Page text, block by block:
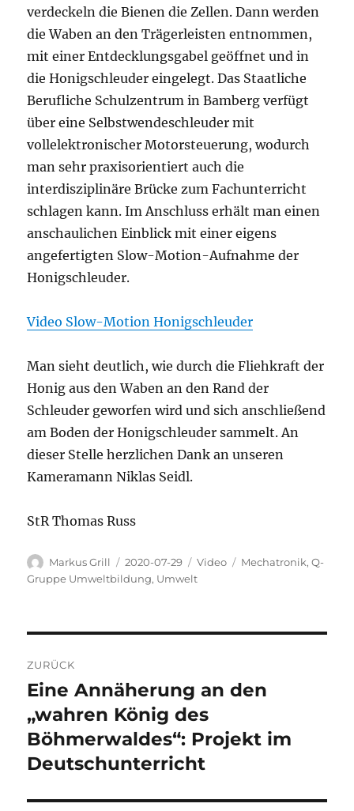
verdeckeln die Bienen die Zellen. Dann werden
die Waben an den Trägerleisten entnommen,
mit einer Entdecklungsgabel geöffnet und in
die Honigschleuder eingelegt. Das Staatliche
Berufliche Schulzentrum in Bamberg verfügt
über eine Selbstwendeschleuder mit
vollelektronischer Motorsteuerung, wodurch
man sehr praxisorientiert auch die
interdisziplinäre Brücke zum Fachunterricht
schlagen kann. Im Anschluss erhält man einen
anschaulichen Einblick mit einer eigens
angefertigten Slow-Motion-Aufnahme der
Honigschleuder.
Video Slow-Motion Honigschleuder
Man sieht deutlich, wie durch die Fliehkraft der
Honig aus den Waben an den Rand der
Schleuder geworfen wird und sich anschließend
am Boden der Honigschleuder sammelt. An
dieser Stelle herzlichen Dank an unseren
Kameramann Niklas Seidl.
StR Thomas Russ
Autor
Markus Grill
Veröffentlicht
am
2020-07-29 Format
Video Kategorien
Mechatronik,Q-
Gruppe Umweltbildung, Umwelt
ZURÜCK
Vorheriger
Beitrag:
Eine Annäherung an den
„wahren König des
Böhmerwaldes“: Projekt im
Deutschunterricht